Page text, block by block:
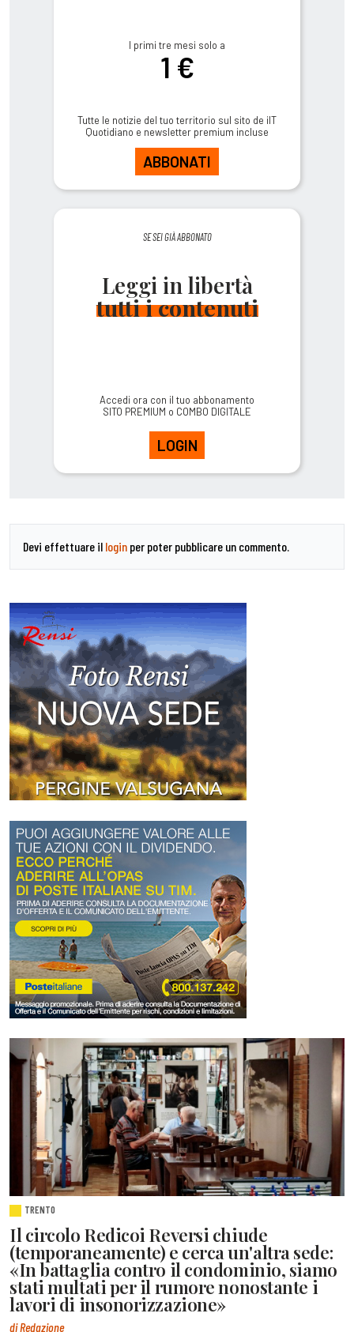
I primi tre mesi solo a
1 €
Tutte le notizie del tuo territorio sul sito de ilT
Quotidiano e newsletter premium incluse
ABBONATI
SE SEI GIÀ ABBONATO
Leggi in libertà
tutti i contenuti
Accedi ora con il tuo abbonamento
SITO PREMIUM o COMBO DIGITALE
LOGIN
Devi effettuare il login per poter pubblicare un commento.
TRENTO
Il circolo Redicoi Reversi chiude
(temporaneamente) e cerca un'altra sede:
«In battaglia contro il condominio, siamo
stati multati per il rumore nonostante i
lavori di insonorizzazione»
di Redazione